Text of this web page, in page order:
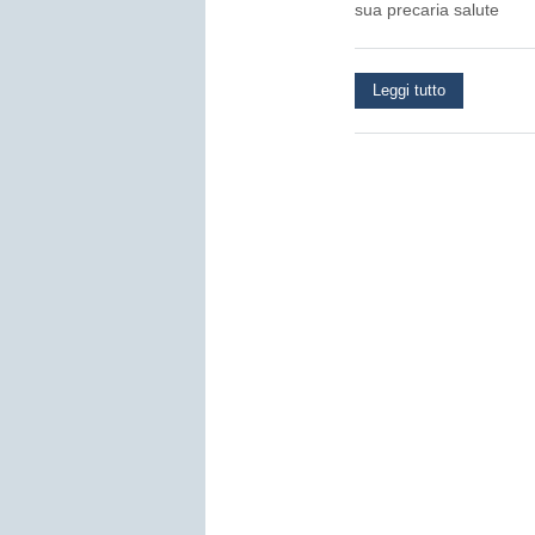
sua precaria salute
Leggi tutto